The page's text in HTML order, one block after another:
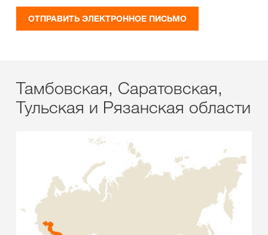
ОТПРАВИТЬ ЭЛЕКТРОННОЕ ПИСЬМО
Тамбовская, Саратовская,
Тульская и Рязанская области